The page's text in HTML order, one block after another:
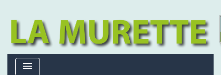
menu